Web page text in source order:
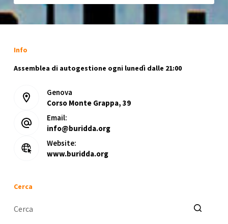
Info
Assemblea di autogestione ogni lunedì dalle 21:00
Genova
Corso Monte Grappa, 39
Email:
info@buridda.org
Website:
www.buridda.org
Cerca